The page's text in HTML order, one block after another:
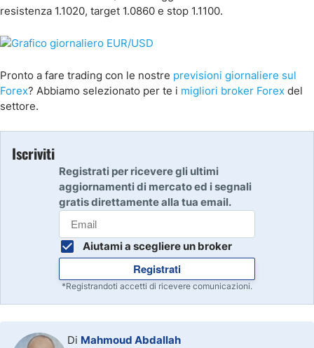
resistenza 1.1020, target 1.0860 e stop 1.1100.
Pronto a fare trading con le nostre previsioni giornaliere sul
Forex? Abbiamo selezionato per te i migliori broker Forex del
settore.
Iscriviti
Registrati per ricevere gli ultimi
aggiornamenti di mercato ed i segnali
gratis direttamente alla tua email.
Aiutami a scegliere un broker
Registrati
*Registrandoti accetti di ricevere comunicazioni.
Di Mahmoud Abdallah